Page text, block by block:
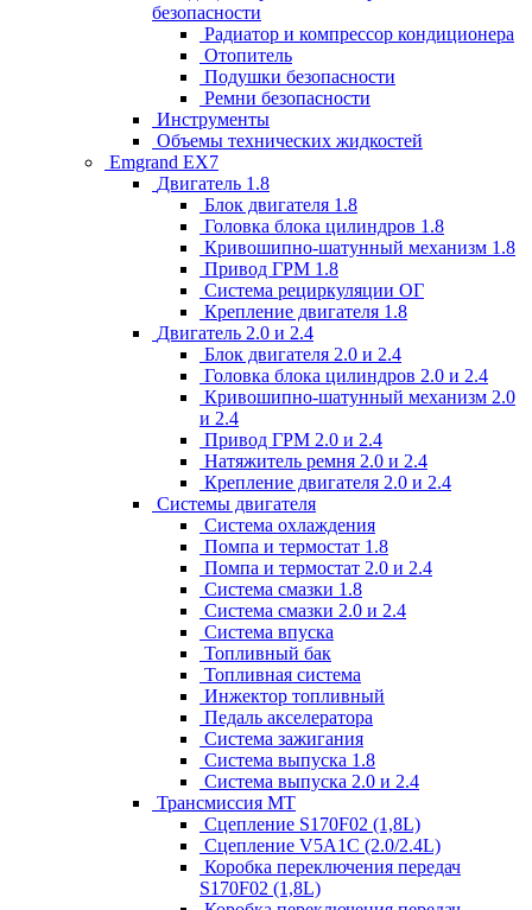
безопасности
Радиатор и компрессор кондиционера
Отопитель
Подушки безопасности
Ремни безопасности
Инструменты
Объемы технических жидкостей
Emgrand EX7
Двигатель 1.8
Блок двигателя 1.8
Головка блока цилиндров 1.8
Кривошипно-шатунный механизм 1.8
Привод ГРМ 1.8
Система рециркуляции ОГ
Крепление двигателя 1.8
Двигатель 2.0 и 2.4
Блок двигателя 2.0 и 2.4
Головка блока цилиндров 2.0 и 2.4
Кривошипно-шатунный механизм 2.0
и 2.4
Привод ГРМ 2.0 и 2.4
Натяжитель ремня 2.0 и 2.4
Крепление двигателя 2.0 и 2.4
Системы двигателя
Система охлаждения
Помпа и термостат 1.8
Помпа и термостат 2.0 и 2.4
Система смазки 1.8
Система смазки 2.0 и 2.4
Система впуска
Топливный бак
Топливная система
Инжектор топливный
Педаль акселератора
Система зажигания
Система выпуска 1.8
Система выпуска 2.0 и 2.4
Трансмиссия МТ
Сцепление S170F02 (1,8L)
Сцепление V5A1C (2.0/2.4L)
Коробка переключения передач
S170F02 (1,8L)